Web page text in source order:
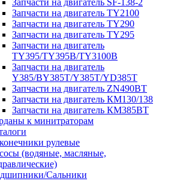
Запчасти на двигатель SF-138-2
Запчасти на двигатель TY2100
Запчасти на двигатель TY290
Запчасти на двигатель TY295
Запчасти на двигатель
TY395/TY395В/TY3100В
Запчасти на двигатель
Y385/BY385T/Y385T/YD385T
Запчасти на двигатель ZN490BT
Запчасти на двигатель КМ130/138
Запчасти на двигатель КМ385ВТ
к минитраторам
рулевые
(водяные, масляные,
Сальники